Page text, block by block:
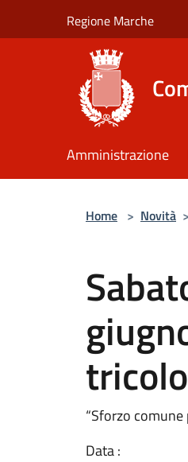
Regione Marche
Amministrazione
Home > Novità >
“Sforzo
Data :